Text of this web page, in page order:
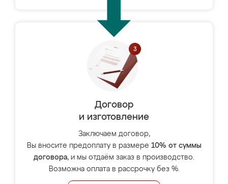
Договор
и изготовление
Заключаем договор,
Вы вносите предоплату в размере 10% от суммы
договора, и мы отдаём заказ в производство.
Возможна оплата в рассрочку без %.